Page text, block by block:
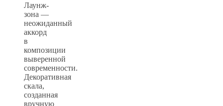
Лаунж-
зона —
неожиданный
аккорд
в
композиции
выверенной
современности.
Декоративная
скала,
созданная
вручную